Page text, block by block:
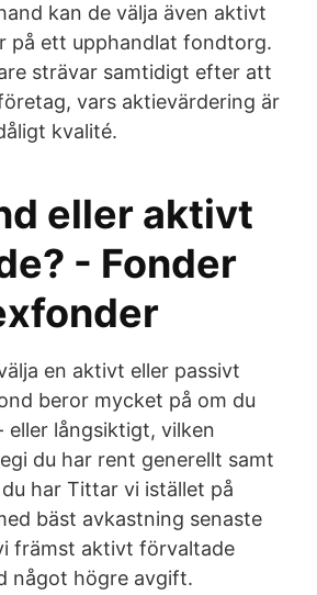
kan de välja även aktivt
på ett upphandlat fondtorg.
strävar samtidigt efter att
vars aktievärdering är
kvalité.
eller aktivt
- Fonder
en aktivt eller passivt
beror mycket på om du
eller långsiktigt, vilken
du har rent generellt samt
har Tittar vi istället på
bäst avkastning senaste
främst aktivt förvaltade
något högre avgift.